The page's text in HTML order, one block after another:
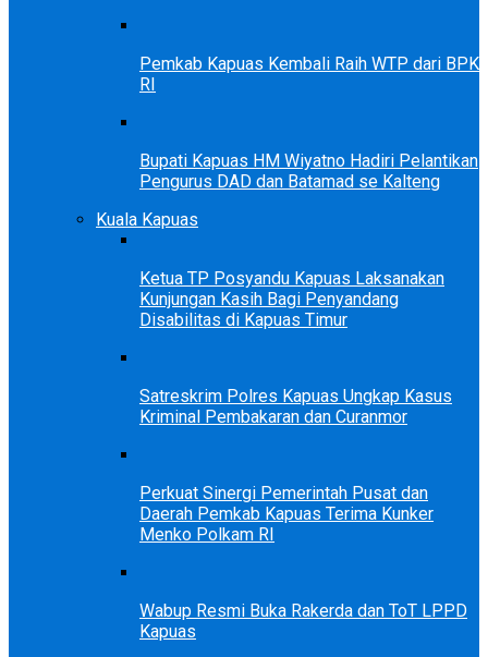
Pemkab Kapuas Kembali Raih WTP dari BPK
RI
Bupati Kapuas HM Wiyatno Hadiri Pelantikan
Pengurus DAD dan Batamad se Kalteng
Kuala Kapuas
Ketua TP Posyandu Kapuas Laksanakan
Kunjungan Kasih Bagi Penyandang
Disabilitas di Kapuas Timur
Satreskrim Polres Kapuas Ungkap Kasus
Kriminal Pembakaran dan Curanmor
Perkuat Sinergi Pemerintah Pusat dan
Daerah Pemkab Kapuas Terima Kunker
Menko Polkam RI
Wabup Resmi Buka Rakerda dan ToT LPPD
Kapuas